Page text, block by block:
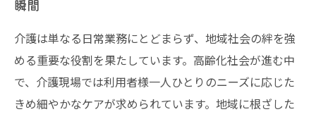
瞬間
介護は単なる日常業務にとどまらず、地域社会の絆を強
める重要な役割を果たしています。高齢化社会が進む中
で、介護現場では利用者様一人ひとりのニーズに応じた
きめ細やかなケアが求められています。地域に根ざした